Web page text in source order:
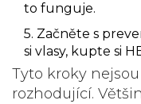
to funguje.
5. Začněte s
si vlasy, kupte si
Tyto kroky
rozhodující.